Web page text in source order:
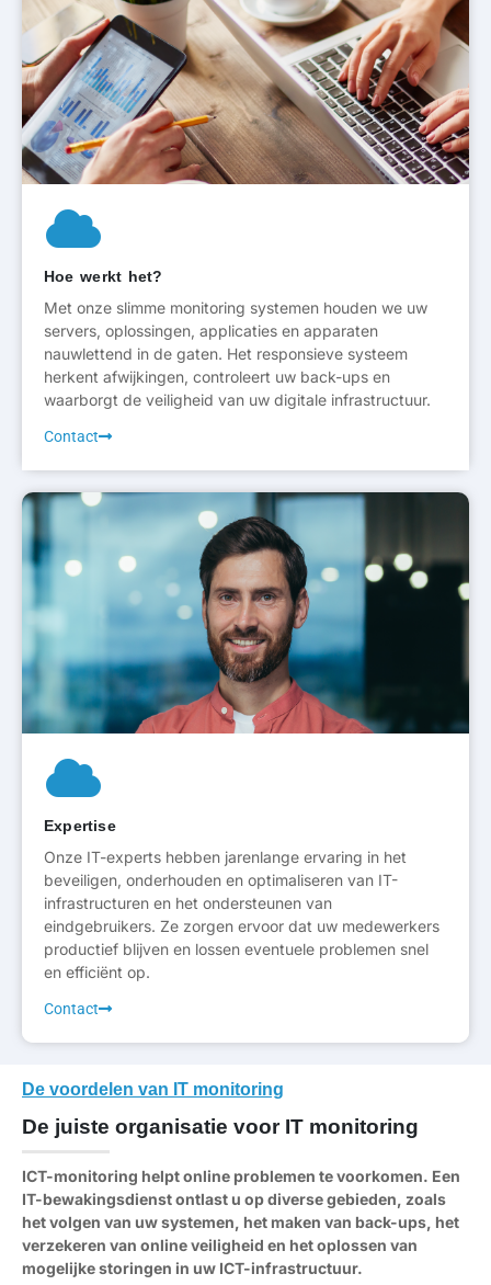
Hoe werkt het?
Met onze slimme monitoring systemen houden we uw
servers, oplossingen, applicaties en apparaten
nauwlettend in de gaten. Het responsieve systeem
herkent afwijkingen, controleert uw back-ups en
waarborgt de veiligheid van uw digitale infrastructuur.
Contact
Expertise
Onze IT-experts hebben jarenlange ervaring in het
beveiligen, onderhouden en optimaliseren van IT-
infrastructuren en het ondersteunen van
eindgebruikers. Ze zorgen ervoor dat uw medewerkers
productief blijven en lossen eventuele problemen snel
en efficiënt op.
Contact
De voordelen van IT monitoring
De juiste organisatie voor IT monitoring
ICT-monitoring helpt online problemen te voorkomen. Een
IT-bewakingsdienst ontlast u op diverse gebieden, zoals
het volgen van uw systemen, het maken van back-ups, het
verzekeren van online veiligheid en het oplossen van
mogelijke storingen in uw ICT-infrastructuur.